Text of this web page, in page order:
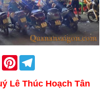
Email Pinterest
Lê Thúc Hoạch Tân